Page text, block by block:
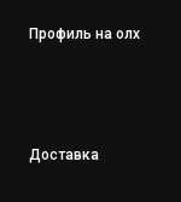
Профиль на олх
Доставка